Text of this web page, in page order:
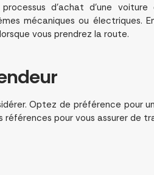
d’achat d’une
mécaniques ou
vous prendrez la route.
Optez de préférence pour un
pour vous assurer de